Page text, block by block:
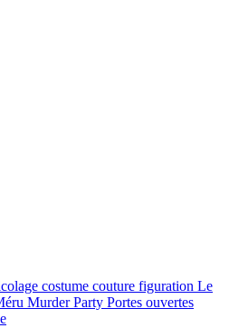
costume couture figuration Le
Murder Party Portes ouvertes